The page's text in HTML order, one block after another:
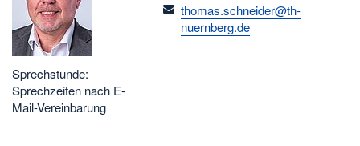
Sprechstunde:
Sprechzeiten nach E-
Mail-Vereinbarung
email
thomas.schneider@th-
nuernberg.de